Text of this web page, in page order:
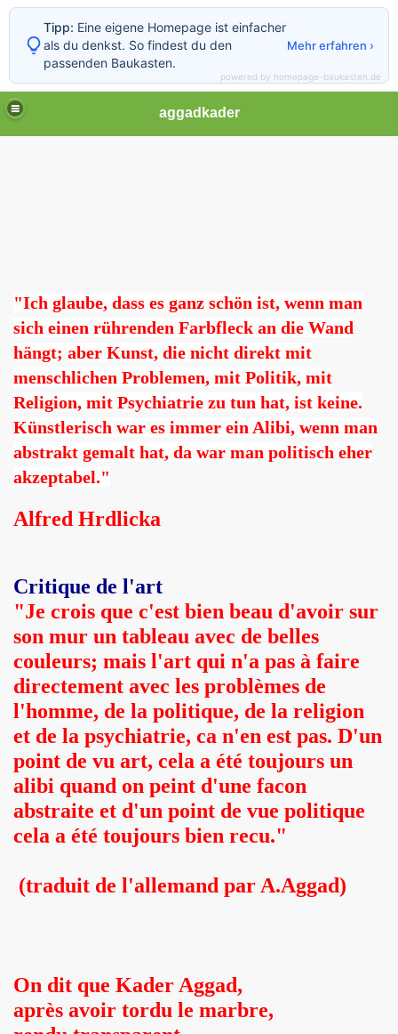
aggadkader
"Ich glaube, dass es ganz schön ist, wenn man
sich einen rührenden Farbfleck an die Wand
hängt; aber Kunst, die nicht direkt mit
menschlichen Problemen, mit Politik, mit
Religion, mit Psychiatrie zu tun hat, ist keine.
Künstlerisch war es immer ein Alibi, wenn man
abstrakt gemalt hat, da war man politisch eher
akzeptabel."
Alfred Hrdlicka
Critique de l'art
"Je crois que c'est bien beau d'avoir sur
son mur un tableau avec de belles
couleurs; mais l'art qui n'a pas à faire
directement avec les problèmes de
l'homme, de la politique, de la religion
et de la psychiatrie, ca n'en est pas. D'un
point de vu art, cela a été toujours un
alibi quand on peint d'une facon
abstraite et d'un point de vue politique
cela a été toujours bien recu."
(traduit de l'allemand par A.Aggad)
On dit que Kader Aggad,
après avoir tordu le marbre,
Tipp: Eine eigene Homepage ist einfacher
als du denkst. So findest du den
passenden Baukasten.
Mehr erfahren ›
powered by homepage-baukasten.de